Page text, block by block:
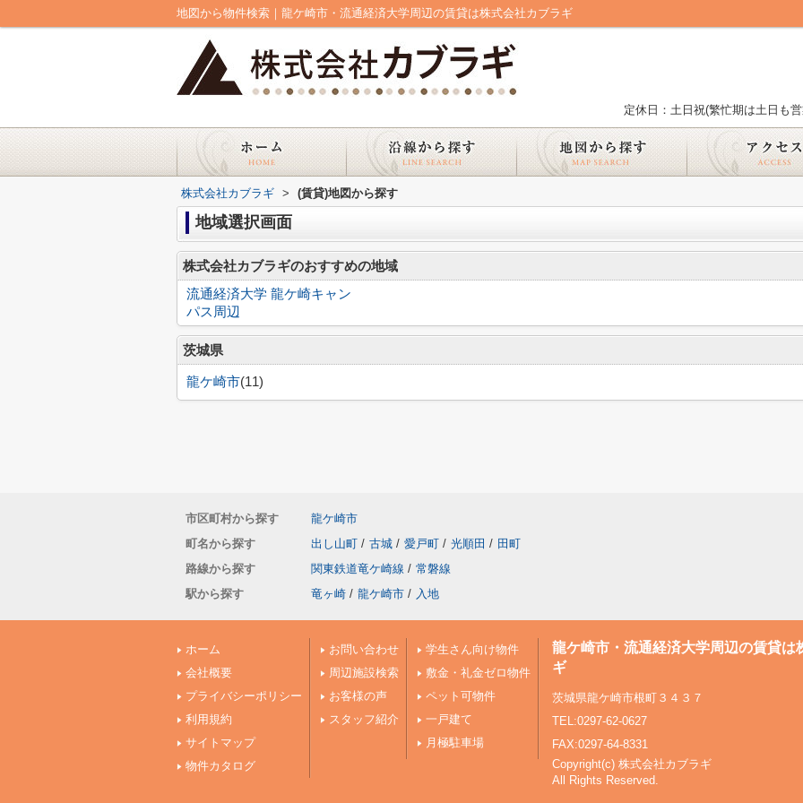
地図から物件検索｜龍ケ崎市・流通経済大学周辺の賃貸は株式会社カブラギ
定休日：土日祝(繁忙期は土日も
株式会社カブラギ > (賃貸)地図から探す
地域選択画面
株式会社カブラギのおすすめの地域
流通経済大学 龍ケ崎キャン
パス周辺
茨城県
龍ケ崎市(11)
市区町村から探す
龍ケ崎市
町名から探す
出し山町 / 古城 / 愛戸町 / 光順田 / 田町
路線から探す
関東鉄道竜ケ崎線 / 常磐線
駅から探す
竜ヶ崎 / 龍ケ崎市 / 入地
ホーム
会社概要
プライバシーポリシー
利用規約
サイトマップ
物件カタログ
お問い合わせ
周辺施設検索
お客様の声
スタッフ紹介
学生さん向け物件
敷金・礼金ゼロ物件
ペット可物件
一戸建て
月極駐車場
龍ケ崎市・流通経済大学周辺の賃貸は
ギ
茨城県龍ケ崎市根町３４３７
TEL:0297-62-0627
FAX:0297-64-8331
Copyright(c) 株式会社カブラギ
All Rights Reserved.